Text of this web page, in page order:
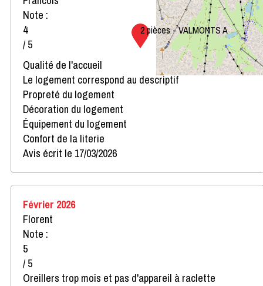
2 pièces - VALMONTS A
Note :
4
/ 5
Qualité de l'accueil
Le logement correspond au descriptif
Propreté du logement
Décoration du logement
Équipement du logement
Confort de la literie
Avis écrit le 17/03/2026
Février 2026
Florent
Note :
5
/ 5
Oreillers trop mois et pas d'appareil à raclette